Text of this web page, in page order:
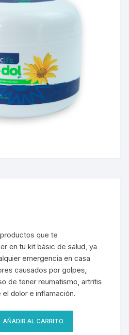
que te
en tu kit básic de salud, ya
emergencia en casa
causados por golpes,
de tener reumatismo, artritis
dolor e inflamación.
AÑADIR AL CARRITO